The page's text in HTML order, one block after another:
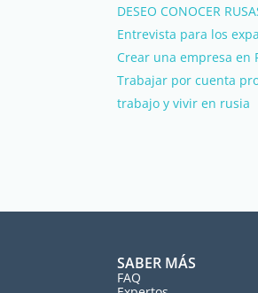
DESEO CONOCER
Entrevista para los
Crear una empresa en
Trabajar por cuenta
trabajo y vivir en rusia
SABER MÁS
FAQ